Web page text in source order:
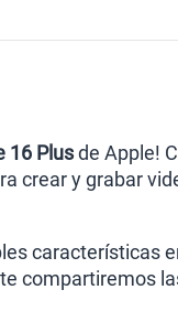
16 Plusde Apple!
crear y grabar
características
compartiremos